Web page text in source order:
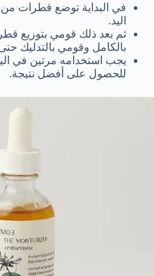
في البداية توضع قطرات
اليد.
ثم بعد ذلك قومي بتوزيع
بالكامل وقومي بالتدليك
يجب استخدامه مرتين في
للحصول على أفضل نتيجة.